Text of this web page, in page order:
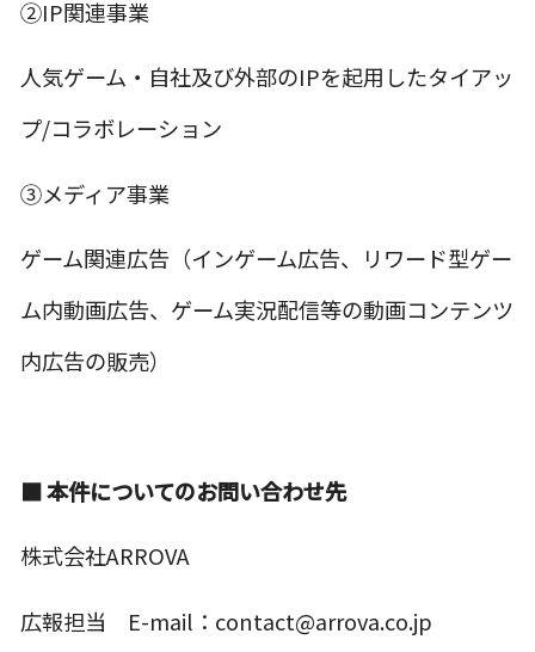
②IP関連事業
人気ゲーム・自社及び外部のIPを起用したタイアッ
プ/コラボレーション
③メディア事業
ゲーム関連広告（インゲーム広告、リワード型ゲー
ム内動画広告、ゲーム実況配信等の動画コンテンツ
内広告の販売）
■ 本件についてのお問い合わせ先
株式会社ARROVA
広報担当 E-mail：contact@arrova.co.jp